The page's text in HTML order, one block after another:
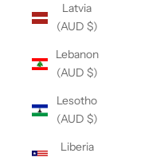
Latvia
(AUD $)
Lebanon
(AUD $)
Lesotho
(AUD $)
Liberia